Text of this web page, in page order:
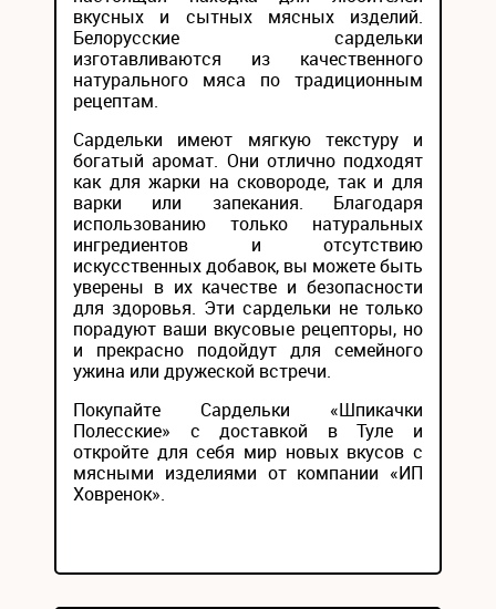
вкусных и сытных мясных изделий.
Белорусские сардельки
изготавливаются из качественного
натурального мяса по традиционным
рецептам.
Сардельки имеют мягкую текстуру и
богатый аромат. Они отлично подходят
как для жарки на сковороде, так и для
варки или запекания. Благодаря
использованию только натуральных
ингредиентов и отсутствию
искусственных добавок, вы можете быть
уверены в их качестве и безопасности
для здоровья. Эти сардельки не только
порадуют ваши вкусовые рецепторы, но
и прекрасно подойдут для семейного
ужина или дружеской встречи.
Покупайте Сардельки «Шпикачки
Полесские» с доставкой в Туле и
откройте для себя мир новых вкусов с
мясными изделиями от компании «ИП
Ховренок».